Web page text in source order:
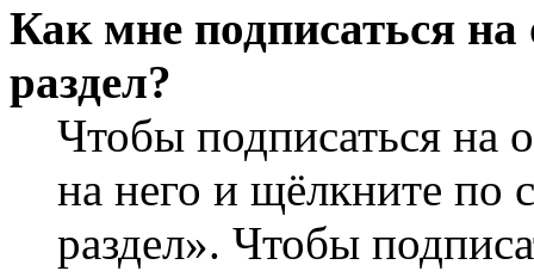
Как мне подписаться
раздел?
Чтобы подписаться на
на него и щёлкните по
раздел». Чтобы